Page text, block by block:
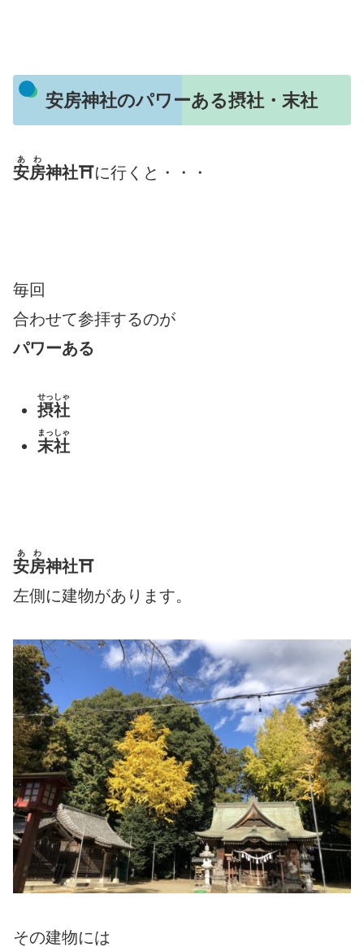
安房神社のパワーある摂社・末社
安房
あわ
神社⛩に行くと・・・
毎回
合わせて参拝するのが
パワーある
摂社
せっしゃ
末社
まっしゃ
安房
あわ
神社⛩
左側に建物があります。
その建物には